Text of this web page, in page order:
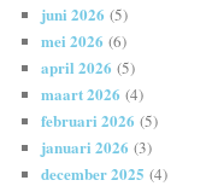
juni 2026 (5)
mei 2026 (6)
april 2026 (5)
maart 2026 (4)
februari 2026 (5)
januari 2026 (3)
december 2025 (4)